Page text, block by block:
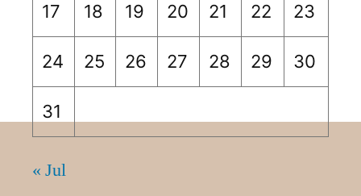
17 18 19 20 21 22 23
24 25 26 27 28 29 30
31
« Jul